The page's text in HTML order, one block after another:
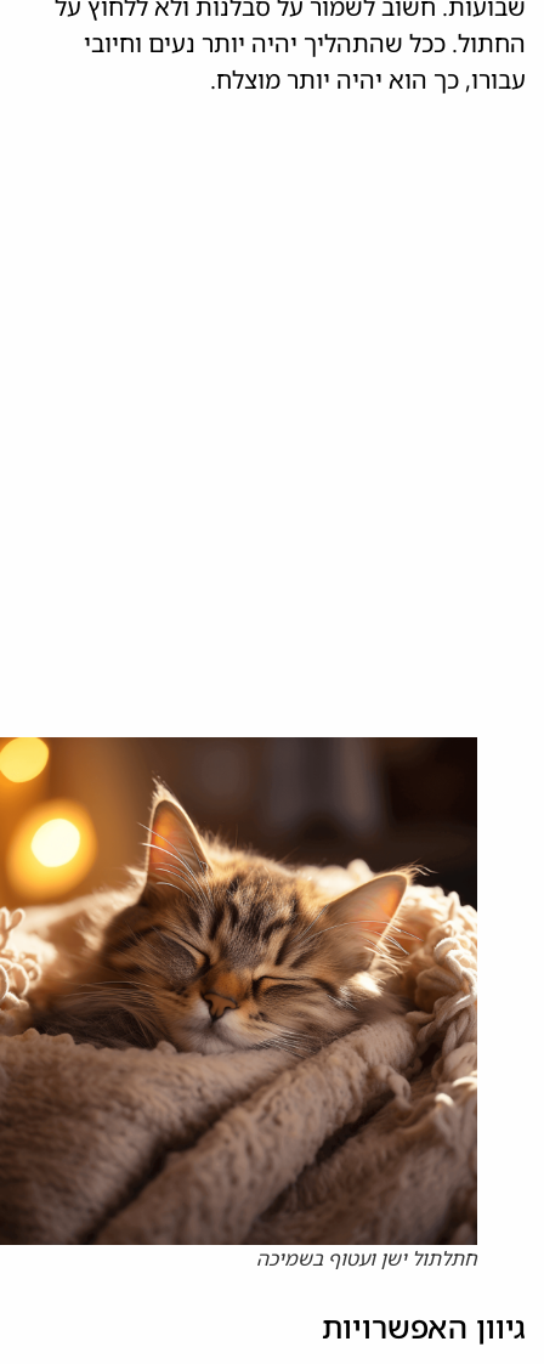
שבועות. חשוב לשמור על סבלנות ולא ללחוץ על
החתול. ככל שהתהליך יהיה יותר נעים וחיובי
עבורו, כך הוא יהיה יותר מוצלח.
חתלתול ישן ועטוף בשמיכה
גיוון האפשרויות